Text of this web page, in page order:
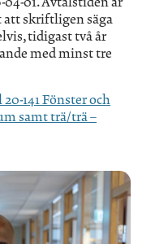
att skriftligen säga
tidigast två år
med minst tre
141 Fönster och
samt trä/trä –